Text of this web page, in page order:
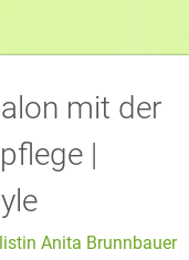
mit der
|
Anita Brunnbauer